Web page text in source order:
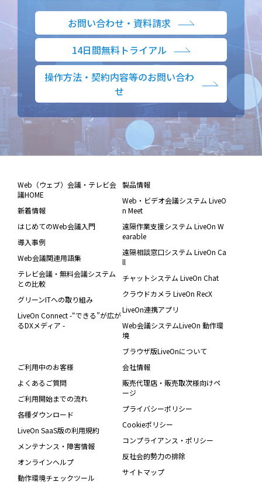
お問い合わせ・資料請求
14日間無料トライアル
操作方法・契約内容等のお問い合わ
せ
Web（ウェブ）会議・テレビ会
議HOME
新着情報
はじめてのWeb会議入門
導入事例
Web会議関連用語集
テレビ会議・無料会議システム
との比較
グリーンITへの取り組み
LiveOn Connect -“できる”が広が
るDXメディア -
製品情報
Web・ビデオ会議システム LiveO
n Meet
遠隔作業支援システム LiveOn W
earable
遠隔相談窓口システム LiveOn Ca
ll
チャットシステム LiveOn Chat
クラウドカメラ LiveOn RecX
LiveOn連携アプリ
Web会議システムLiveOn 動作環
境
ブラウザ版LiveOnについて
ご利用中のお客様
よくあるご質問
ご利用開始までの流れ
各種ダウンロード
LiveOn SaaS版の利用規約
メンテナンス・障害情報
オンラインヘルプ
動作環境チェックツール
会社情報
販売代理店・販売取次様向けペ
ージ
プライバシーポリシー
Cookieポリシー
コンプライアンス・ポリシー
反社会的勢力の排除
サイトマップ